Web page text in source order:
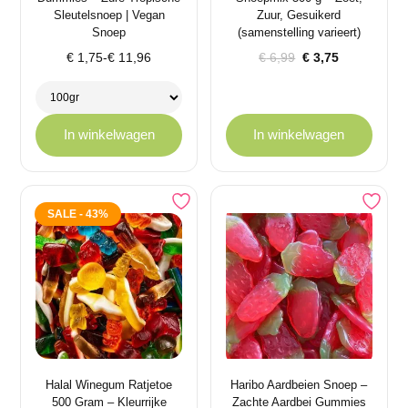
Sleutelsnoep | Vegan
Snoep
€ 1,75-€ 11,96
Prijsklasse:
tot
€ 11,96
In winkelwagen
Zuur, Gesuikerd
(samenstelling varieert)
€6,99
Oorspronkelijke
€ 6,99.
€ 3,75
Huidige
€ 3,75.
In winkelwagen
SALE - 43%
Halal Winegum Ratjetoe
500 Gram – Kleurrijke
Haribo Aardbeien Snoep –
Zachte Aardbei Gummies